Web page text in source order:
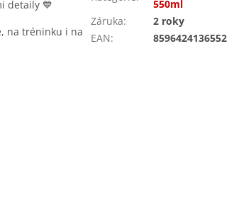
detaily 💙
na tréninku i na
550ml
Záruka:
2 roky
EAN: 8596424136552